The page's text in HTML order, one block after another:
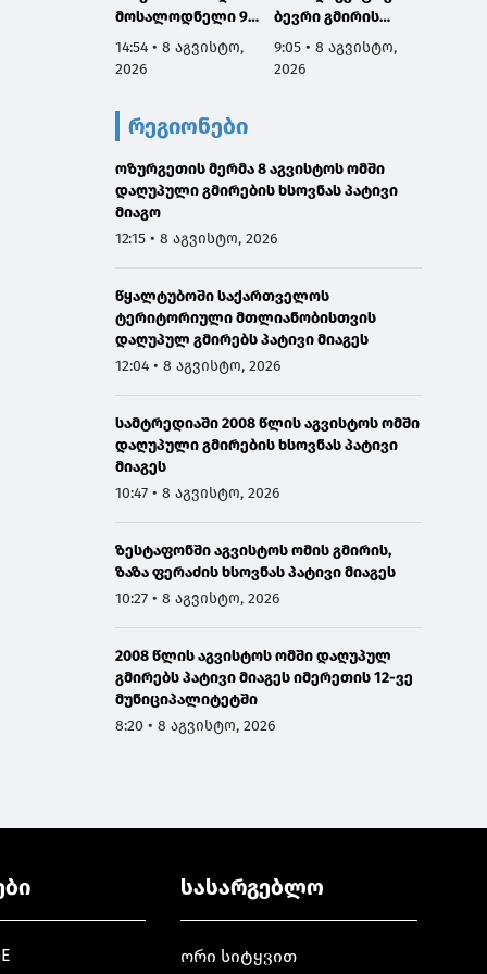
მოსალოდნელი 9-
11 აგვისტოს
საქართველოში
14:54 • 8 აგვისტო,
2026
ბევრი გმირის
სახელი და
დაგვაკისრა
ინტერესებზე
ზრუნვისას და
შევძლოთ
9:05 • 8 აგვისტო,
2026
რეგიონები
ოზურგეთის მერმა 8 აგვისტოს ომში
დაღუპული გმირების ხსოვნას პატივი
მიაგო
12:15 • 8 აგვისტო, 2026
წყალტუბოში საქართველოს
ტერიტორიული მთლიანობისთვის
დაღუპულ გმირებს პატივი მიაგეს
12:04 • 8 აგვისტო, 2026
სამტრედიაში 2008 წლის აგვისტოს ომში
დაღუპული გმირების ხსოვნას პატივი
მიაგეს
10:47 • 8 აგვისტო, 2026
ზესტაფონში აგვისტოს ომის გმირის,
ზაზა ფერაძის ხსოვნას პატივი მიაგეს
10:27 • 8 აგვისტო, 2026
2008 წლის აგვისტოს ომში დაღუპულ
გმირებს პატივი მიაგეს იმერეთის 12-ვე
მუნიციპალიტეტში
8:20 • 8 აგვისტო, 2026
სასარგებლო
ორი სიტყვით